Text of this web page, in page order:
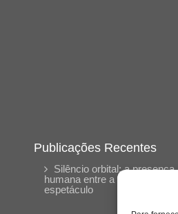
Publicações Recentes
Silêncio orbital: a presença
humana entre a desconexão e
espetáculo